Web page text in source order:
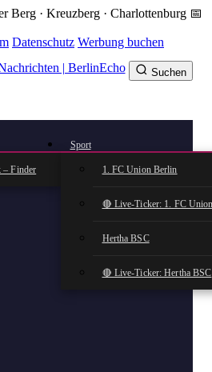
Berg · Kreuzberg · Charlottenburg 📅
Datenschutz Werbung buchen
– Finder
Sport
1. FC Union Berlin
🔴 Live-Ticker: 1. FC
Hertha BSC
🔴 Live-Ticker: Hertha BSC
Suchen